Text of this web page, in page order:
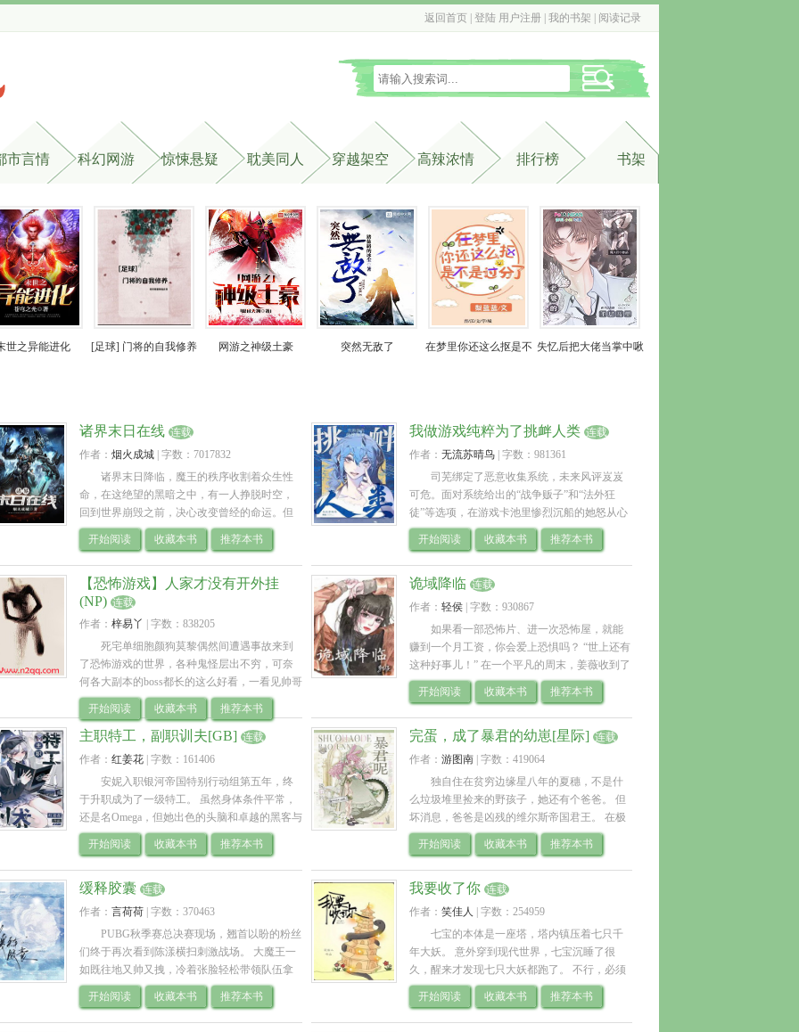
返回首页 登陆 用户注册 我的书架 阅读记录
市言情 科幻网游 惊悚悬疑 耽美同人 穿越架空 高辣浓情 排行榜 书架
世之异能进化 [足球] 门将的自我修养 网游之神级土豪 突然无敌了 在梦里你还这么抠是不 失忆后把大佬当掌中啾
诸界末日在线 连载
作者： 烟火成城 字数：7017832
诸界末日降临，魔王的秩序收割着众生性
命，在这绝望的黑暗之中，有一人挣脱时空，
回到世界崩毁之前，决心改变曾经的命运。但
随着时间的推移，他渐渐发现末日并不是那...
开始阅读 收藏本书 推荐本书
我做游戏纯粹为了挑衅人类 连载
作者： 无流苏晴鸟 字数：981361
司芜绑定了恶意收集系统，未来风评岌岌
可危。面对系统给出的“战争贩子”和“法外狂
徒”等选项，在游戏卡池里惨烈沉船的她怒从心
头起，恶向胆边生，选择用系统制作抽卡游
戏。游戏质量绝佳，但不给充值途径，更没有
爆率..
开始阅读 收藏本书 推荐本书
【恐怖游戏】人家才没有开外挂
(NP) 连载
作者： 梓易丫
字数：838205
死宅单细胞颜狗莫黎偶然间遭遇事故来到
了恐怖游戏的世界，各种鬼怪层出不穷，可奈
何各大副本的boss都长的这么好看，一看见帅哥
就走不动道的莫黎擦了擦嘴角的哈喇子，大家
都让开，让我一个人独享帅哥，不对，是独享
经验！！！首-发：woo18.υip (po1⒏ υip)
开始阅读 收藏本书 推荐本书
诡域降临 连载
作者： 轻侯 字数：930867
如果看一部恐怖片、进一次恐怖屋，就能
赚到一个月工资，你会爱上恐惧吗？ “世上还有
这种好事儿！” 在一个平凡的周末，姜薇收到了
一部来历不明的手机，竟能将恐惧转化为“恐惧
值”，从手机中换取“金豆子”。 于是，..
开始阅读 收藏本书 推荐本书
主职特工，副职训夫[GB] 连载
作者： 红姜花 字数：161406
安妮入职银河帝国特别行动组第五年，终
于升职成为了一级特工。 虽然身体条件平常，
还是名Omega，但她出色的头脑和卓越的黑客与
机械技术，在星际航行时代足以将弱点补足。
但安妮没想到，升职后，组织委派给她的..
开始阅读 收藏本书 推荐本书
完蛋，成了暴君的幼崽[星际] 连载
作者： 游图南 字数：419064
独自住在贫穷边缘星八年的夏穗，不是什
么垃圾堆里捡来的野孩子，她还有个爸爸。 但
坏消息，爸爸是凶残的维尔斯帝国君王。 在极
度崇拜精神体的星际，维尔斯王室家族精神体
溟鸟，遮天蔽日，连通星海，..
开始阅读 收藏本书 推荐本书
缓释胶囊 连载
作者： 言荷荷 字数：370463
PUBG秋季赛总决赛现场，翘首以盼的粉丝
们终于再次看到陈漾横扫刺激战场。 大魔王一
如既往地又帅又拽，冷着张脸轻松带领队伍拿
下总冠军。 赛后，一向比完赛就走的陈漾居然
现身采访现场，对记者小姐姐有问必答，..
开始阅读 收藏本书 推荐本书
我要收了你 连载
作者： 笑佳人
字数：254959
七宝的本体是一座塔，塔内镇压着七只千
年大妖。 意外穿到现代世界，七宝沉睡了很
久，醒来才发现七只大妖都跑了。 不行，必须
全部都?..
开始阅读 收藏本书 推荐本书